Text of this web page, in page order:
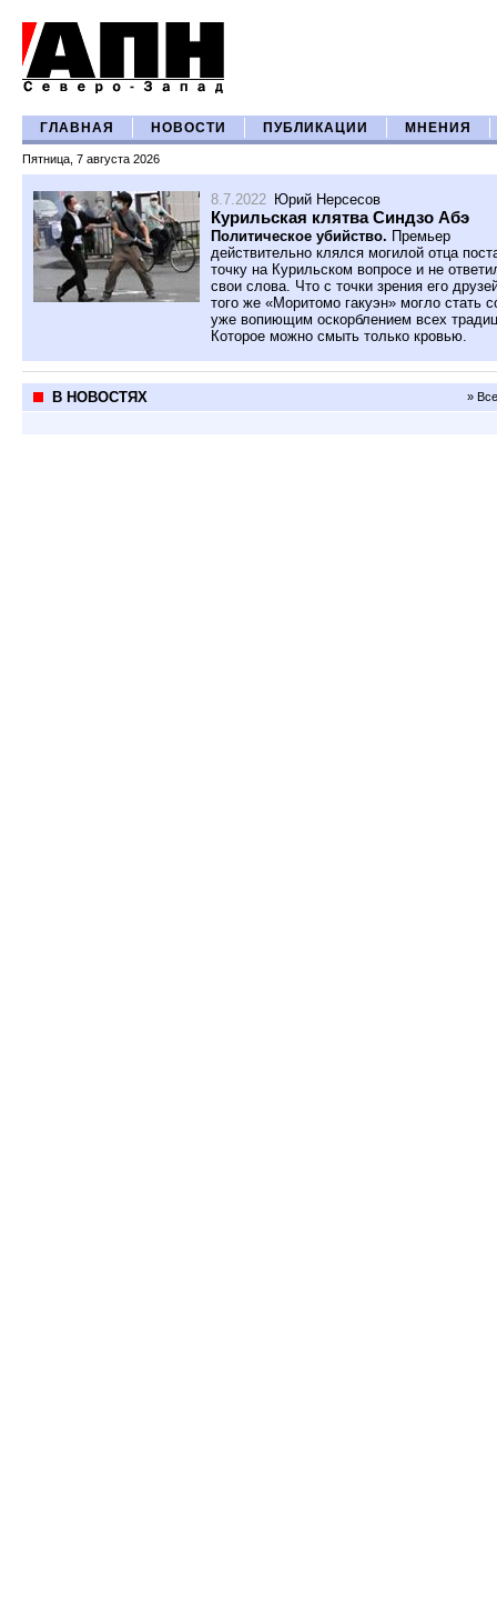
ГЛАВНАЯ НОВОСТИ ПУБЛИКАЦИИ МНЕНИЯ
Пятница, 7 августа 2026
8.7.2022 Юрий Нерсесов
Курильская клятва Синдзо Абэ
Политическое убийство. Премьер
действительно клялся могилой отца
точку на Курильском вопросе и не
свои слова. Что с точки зрения его
того же «Моритомо гакуэн» могло стать
уже вопиющим оскорблением всех
Которое можно смыть только кровью.
В НОВОСТЯХ »